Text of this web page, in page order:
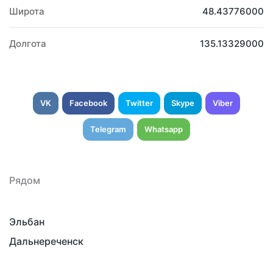
Широта 48.43776000
Долгота 135.13329000
VK Facebook Twitter Skype Viber
Telegram Whatsapp
Рядом
Эльбан
Дальнереченск